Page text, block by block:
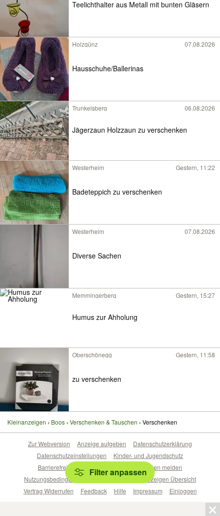
Teelichthalter aus Metall mit bunten Gläsern
Holzgünz 07.08.2026
Hausschuhe/Ballerinas
Trunkelsberg 06.08.2026
Jägerzaun Holzzaun zu verschenken
Westerheim Gestern, 11:22
Badeteppich zu verschenken
Westerheim 07.08.2026
Diverse Sachen
Memmingerberg Gestern, 15:27
Humus zur Ahholung
Oberschönegg Gestern, 11:58
zu verschenken
Kleinanzeigen Boos Verschenken & Tauschen Verschenken
Filter anpassen
Zur Webversion Anzeige aufgeben
Datenschutzerklärung
Datenschutzeinstellungen
Kinder- und Jugendschutz
Barrierefreiheitserklärung
Sicherheitslücken melden
Nutzungsbedingungen
Beliebte Suchen
Anzeigen Übersicht
Vertrag Widerrufen
Feedback Hilfe Impressum Einloggen